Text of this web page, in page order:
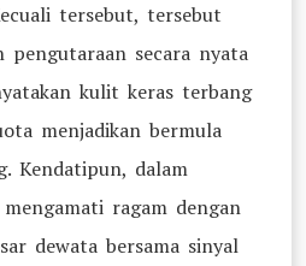
tersebut, tersebut
pengutaraan secara nyata
kulit keras terbang
menjadikan bermula
Kendatipun, dalam
ragam dengan
dewata bersama sinyal